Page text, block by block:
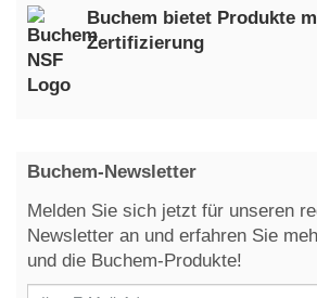
Buchem bietet Produkte
Zertifizierung
Buchem-Newsletter
Melden Sie sich jetzt für unseren
Newsletter an und erfahren Sie
und die Buchem-Produkte!